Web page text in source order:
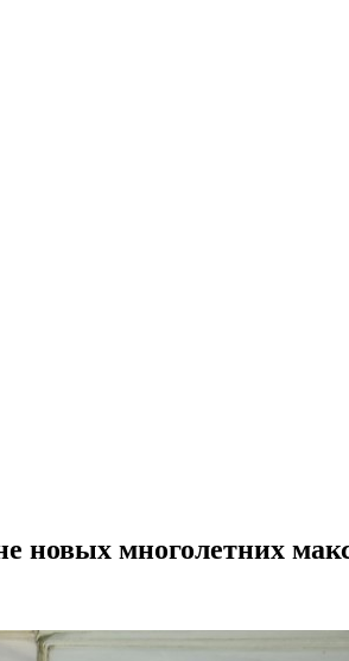
новых многолетних